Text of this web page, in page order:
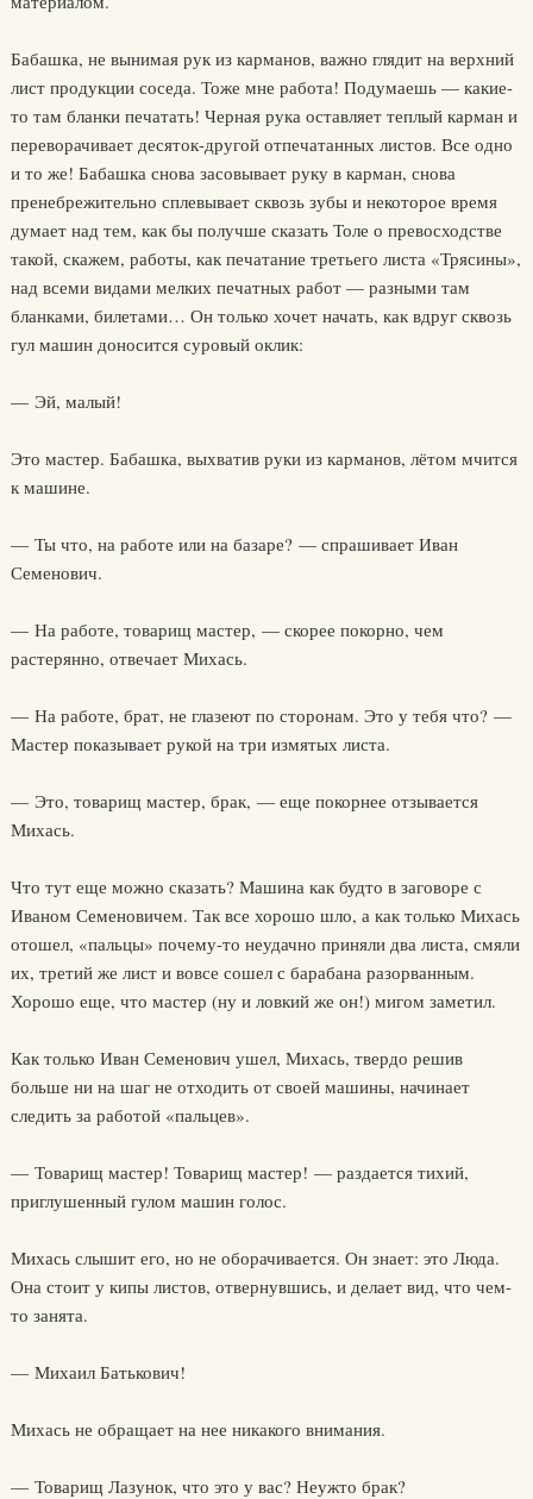
Бабашка, не вынимая рук из карманов, важно глядит на верхний
лист продукции соседа. Тоже мне работа! Подумаешь — какие-
то там бланки печатать! Черная рука оставляет теплый карман и
переворачивает десяток-другой отпечатанных листов. Все одно
и то же! Бабашка снова засовывает руку в карман, снова
пренебрежительно сплевывает сквозь зубы и некоторое время
думает над тем, как бы получше сказать Толе о превосходстве
такой, скажем, работы, как печатание третьего листа «Трясины»,
над всеми видами мелких печатных работ — разными там
бланками, билетами… Он только хочет начать, как вдруг сквозь
гул машин доносится суровый оклик:
— Эй, малый!
Это мастер. Бабашка, выхватив руки из карманов, лётом мчится
к машине.
— Ты что, на работе или на базаре? — спрашивает Иван
Семенович.
— На работе, товарищ мастер, — скорее покорно, чем
растерянно, отвечает Михась.
— На работе, брат, не глазеют по сторонам. Это у тебя что? —
Мастер показывает рукой на три измятых листа.
— Это, товарищ мастер, брак, — еще покорнее отзывается
Михась.
Что тут еще можно сказать? Машина как будто в заговоре с
Иваном Семеновичем. Так все хорошо шло, а как только Михась
отошел, «пальцы» почему-то неудачно приняли два листа, смяли
их, третий же лист и вовсе сошел с барабана разорванным.
Хорошо еще, что мастер (ну и ловкий же он!) мигом заметил.
Как только Иван Семенович ушел, Михась, твердо решив
больше ни на шаг не отходить от своей машины, начинает
следить за работой «пальцев».
— Товарищ мастер! Товарищ мастер! — раздается тихий,
приглушенный гулом машин голос.
Михась слышит его, но не оборачивается. Он знает: это Люда.
Она стоит у кипы листов, отвернувшись, и делает вид, что чем-
то занята.
— Михаил Батькович!
Михась не обращает на нее никакого внимания.
— Товарищ Лазунок, что это у вас? Неужто брак?